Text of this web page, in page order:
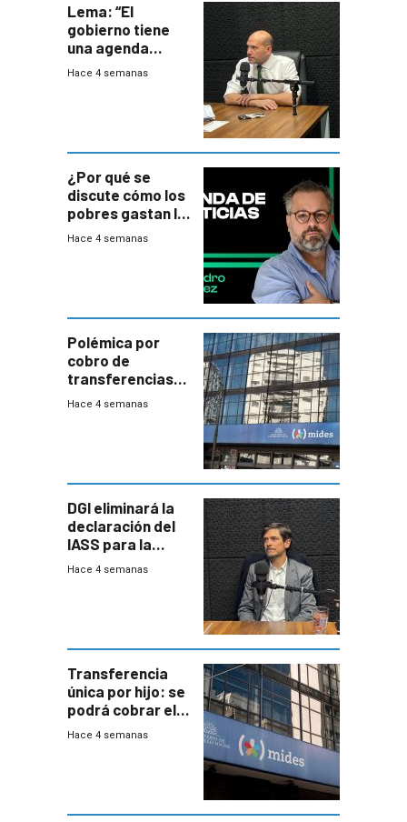
Lema: “El
gobierno tiene
una agenda
destructiva”
Hace 4 semanas
¿Por qué se
discute cómo los
pobres gastan la
plata?
Hace 4 semanas
Polémica por
cobro de
transferencias
del Mides en
Hace 4 semanas
DGI eliminará la
declaración del
IASS para la
mayoría de los
Hace 4 semanas
Transferencia
única por hijo: se
podrá cobrar el
100% en efectivo
Hace 4 semanas